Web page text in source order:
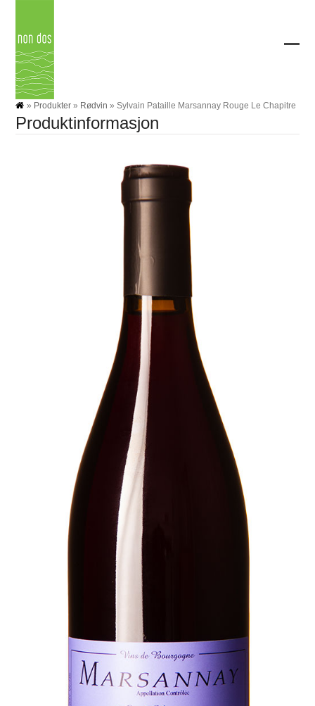
content
» Produkter » Rødvin »Sylvain Pataille Marsannay Rouge Le Chapitre
Produktinformasjon